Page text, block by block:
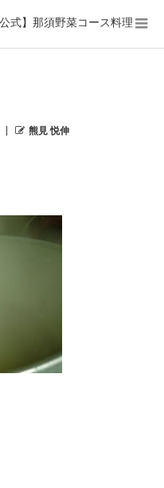
式】那須野菜コース料理
熊見 悦伸